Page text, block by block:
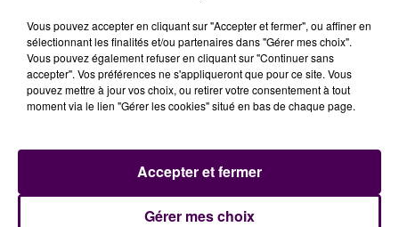
À LA UNE
7 août 2026
Gagnez vos pass pour le V and B Fest' 2026 !
11 juillet 2026
Inscrivez-vous au casting The Voice & The Voice
Kids !
Vous pouvez accepter en cliquant sur "Accepter et fermer", ou affiner en
sélectionnant les finalités et/ou partenaires dans "Gérer mes choix".
Vous pouvez également refuser en cliquant sur "Continuer sans
accepter". Vos préférences ne s'appliqueront que pour ce site. Vous
pouvez mettre à jour vos choix, ou retirer votre consentement à tout
moment via le lien "Gérer les cookies" situé en bas de chaque page.
Gérer mes choix
Accepter et fermer